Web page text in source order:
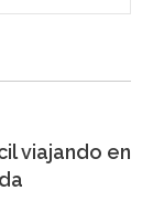
viajando en